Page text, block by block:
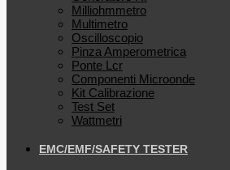
Milliohmmetro
Multimetro
Oscilloscopio
Pinza Amperometrica
Ponte Lcr
Componenti Microonde
Kit Calibrazione
Test Set
Wattmetri
EMC/EMF/SAFETY TESTER